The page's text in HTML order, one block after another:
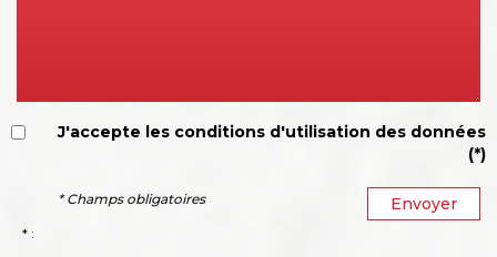
J'accepte les conditions d'utilisation des données
(*)
Envoyer
* Champs obligatoires
* :